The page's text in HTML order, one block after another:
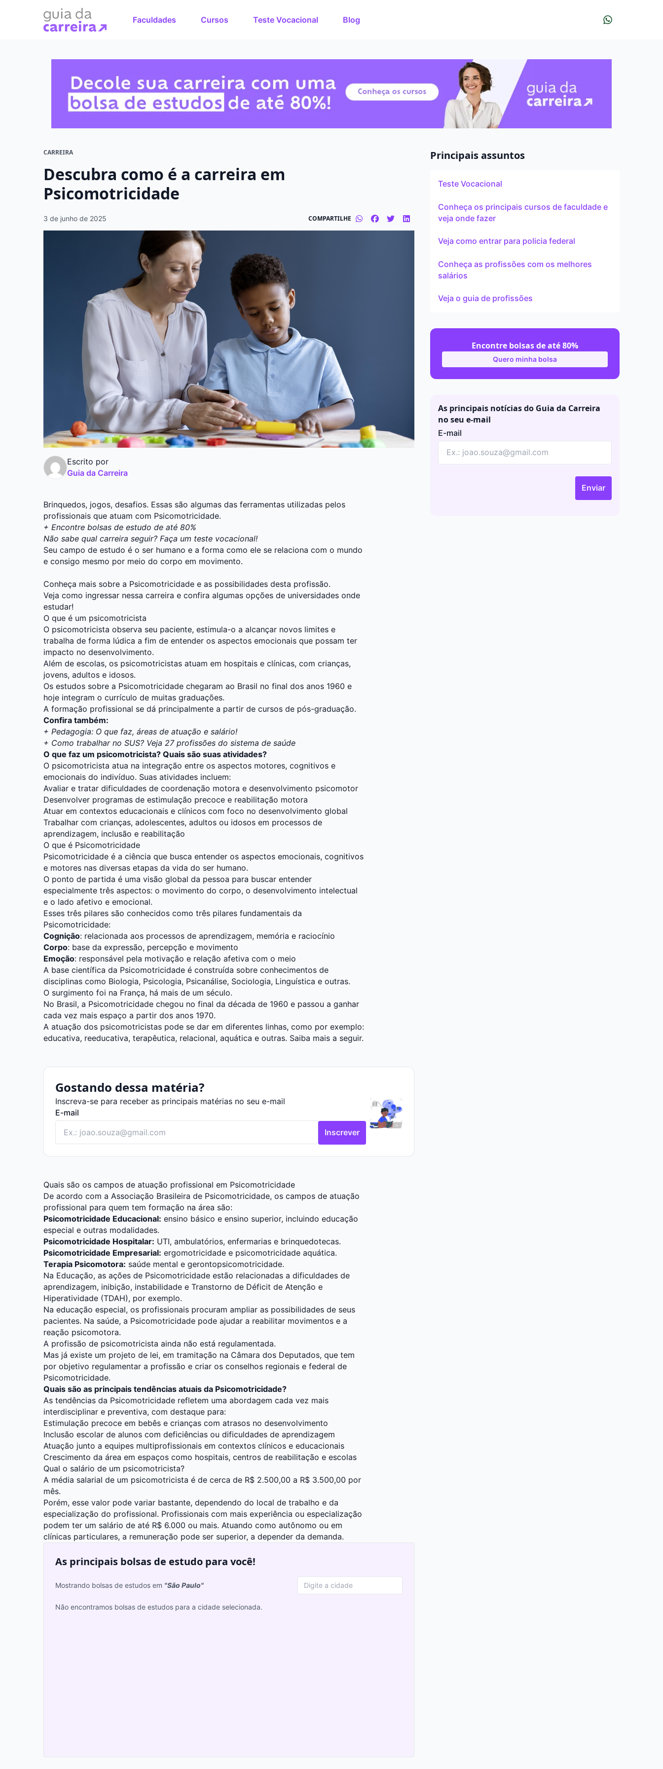
Faculdades Cursos Teste Vocacional Blog
CARREIRA
Descubra como é a carreira em
Psicomotricidade
3 de junho de 2025 COMPARTILHE
Escrito por
Guia da Carreira
Brinquedos, jogos, desafios. Essas são algumas das ferramentas utilizadas pelos
profissionais que atuam com Psicomotricidade.
+ Encontre bolsas de estudo de até 80%
Não sabe qual carreira seguir? Faça um teste vocacional!
Seu campo de estudo é o ser humano e a forma como ele se relaciona com o mundo
e consigo mesmo por meio do corpo em movimento.
Conheça mais sobre a Psicomotricidade e as possibilidades desta profissão.
Veja como ingressar nessa carreira e confira algumas opções de universidades onde
estudar!
O que é um psicomotricista
O psicomotricista observa seu paciente, estimula-o a alcançar novos limites e
trabalha de forma lúdica a fim de entender os aspectos emocionais que possam ter
impacto no desenvolvimento.
Além de escolas, os psicomotricistas atuam em hospitais e clínicas, com crianças,
jovens, adultos e idosos.
Os estudos sobre a Psicomotricidade chegaram ao Brasil no final dos anos 1960 e
hoje integram o currículo de muitas graduações.
A formação profissional se dá principalmente a partir de cursos de pós-graduação.
Confira também:
+ Pedagogia: O que faz, áreas de atuação e salário!
+ Como trabalhar no SUS? Veja 27 profissões do sistema de saúde
O que faz um psicomotricista? Quais são suas atividades?
O psicomotricista atua na integração entre os aspectos motores, cognitivos e
emocionais do indivíduo. Suas atividades incluem:
Avaliar e tratar dificuldades de coordenação motora e desenvolvimento psicomotor
Desenvolver programas de estimulação precoce e reabilitação motora
Atuar em contextos educacionais e clínicos com foco no desenvolvimento global
Trabalhar com crianças, adolescentes, adultos ou idosos em processos de
aprendizagem, inclusão e reabilitação
O que é Psicomotricidade
Psicomotricidade é a ciência que busca entender os aspectos emocionais, cognitivos
e motores nas diversas etapas da vida do ser humano.
O ponto de partida é uma visão global da pessoa para buscar entender
especialmente três aspectos: o movimento do corpo, o desenvolvimento intelectual
e o lado afetivo e emocional.
Esses três pilares são conhecidos como três pilares fundamentais da
Psicomotricidade:
Cognição: relacionada aos processos de aprendizagem, memória e raciocínio
Corpo: base da expressão, percepção e movimento
Emoção: responsável pela motivação e relação afetiva com o meio
A base científica da Psicomotricidade é construída sobre conhecimentos de
disciplinas como Biologia, Psicologia, Psicanálise, Sociologia, Linguística e outras.
O surgimento foi na França, há mais de um século.
No Brasil, a Psicomotricidade chegou no final da década de 1960 e passou a ganhar
cada vez mais espaço a partir dos anos 1970.
A atuação dos psicomotricistas pode se dar em diferentes linhas, como por exemplo:
educativa, reeducativa, terapêutica, relacional, aquática e outras. Saiba mais a seguir.
Gostando dessa matéria?
Inscreva-se para receber as principais matérias no seu e-mail
E-mail
Inscrever
Quais são os campos de atuação profissional em Psicomotricidade
De acordo com a Associação Brasileira de Psicomotricidade, os campos de atuação
profissional para quem tem formação na área são:
Psicomotricidade Educacional: ensino básico e ensino superior, incluindo educação
especial e outras modalidades.
Psicomotricidade Hospitalar: UTI, ambulatórios, enfermarias e brinquedotecas.
Psicomotricidade Empresarial: ergomotricidade e psicomotricidade aquática.
Terapia Psicomotora: saúde mental e gerontopsicomotricidade.
Na Educação, as ações de Psicomotricidade estão relacionadas a dificuldades de
aprendizagem, inibição, instabilidade e Transtorno de Déficit de Atenção e
Hiperatividade (TDAH), por exemplo.
Na educação especial, os profissionais procuram ampliar as possibilidades de seus
pacientes. Na saúde, a Psicomotricidade pode ajudar a reabilitar movimentos e a
reação psicomotora.
A profissão de psicomotricista ainda não está regulamentada.
Mas já existe um projeto de lei, em tramitação na Câmara dos Deputados, que tem
por objetivo regulamentar a profissão e criar os conselhos regionais e federal de
Psicomotricidade.
Quais são as principais tendências atuais da Psicomotricidade?
As tendências da Psicomotricidade refletem uma abordagem cada vez mais
interdisciplinar e preventiva, com destaque para:
Estimulação precoce em bebês e crianças com atrasos no desenvolvimento
Inclusão escolar de alunos com deficiências ou dificuldades de aprendizagem
Atuação junto a equipes multiprofissionais em contextos clínicos e educacionais
Crescimento da área em espaços como hospitais, centros de reabilitação e escolas
Qual o salário de um psicomotricista?
A média salarial de um psicomotricista é de cerca de R$ 2.500,00 a R$ 3.500,00 por
mês.
Porém, esse valor pode variar bastante, dependendo do local de trabalho e da
especialização do profissional. Profissionais com mais experiência ou especialização
podem ter um salário de até R$ 6.000 ou mais. Atuando como autônomo ou em
clínicas particulares, a remuneração pode ser superior, a depender da demanda.
As principais bolsas de estudo para você!
Mostrando bolsas de estudos em "São Paulo"
Não encontramos bolsas de estudos para a cidade selecionada.
Principais assuntos
Teste Vocacional
Conheça os principais cursos de faculdade e
veja onde fazer
Veja como entrar para policia federal
Conheça as profissões com os melhores
salários
Veja o guia de profissões
Encontre bolsas de até 80%
Quero minha bolsa
Faça o curso dos
Encontre bolsas de estudos de até 80%
O que você quer estudar?
Em que cidade quer estudar?
As principais notícias do Guia da Carreira
no seu e-mail
E-mail
Enviar